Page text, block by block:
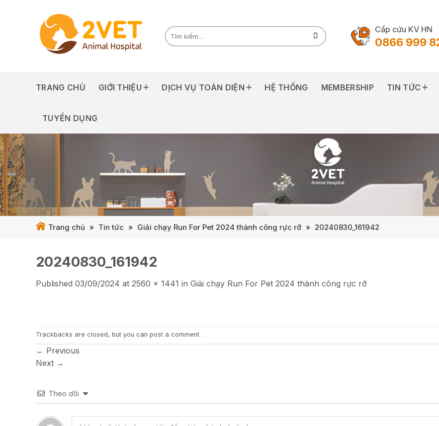
Cấp cứu KV HN
0866 999
TRANG CHỦ GIỚI THIỆU DỊCH VỤ TOÀN DIỆN HỆ THỐNG MEMBERSHIP TIN TỨC
TUYỂN DỤNG
Trang chủ » Tin tức » Giải chạy Run For Pet 2024 thành công rực rỡ » 20240830_161942
20240830_161942
Published 03/09/2024 at 2560 × 1441 in Giải chạy Run For Pet 2024 thành công rực rỡ
Trackbacks are closed, but you can post a comment.
← Previous
Next →
Theo dõi